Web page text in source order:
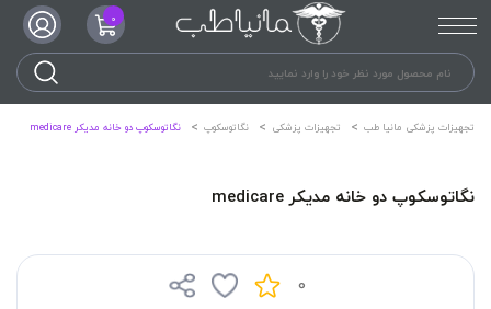
0
تجهیزات پزشکی مانیا طب تجهیزات پزشکی نگاتوسکوپ نگاتوسکوپ دو خانه مدیکر medicare
نگاتوسکوپ دو خانه مدیکر medicare
0